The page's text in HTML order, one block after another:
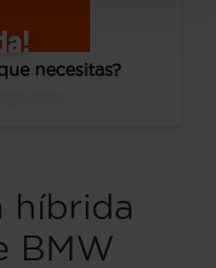
necesitas?
híbrida
BMW